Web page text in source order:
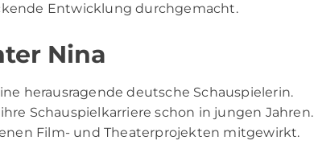
Entwicklung durchgemacht.
Nina
herausragende deutsche Schauspielerin.
Schauspielkarriere schon in jungen Jahren.
Film- und Theaterprojekten mitgewirkt.